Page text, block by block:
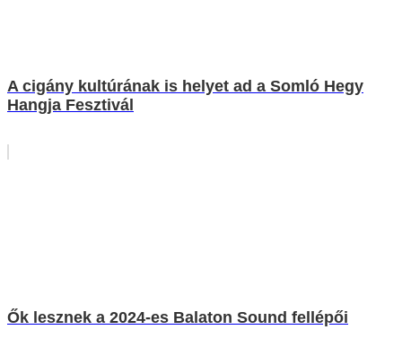
A cigány kultúrának is helyet ad a Somló Hegy
Hangja Fesztivál
Ők lesznek a 2024-es Balaton Sound fellépői